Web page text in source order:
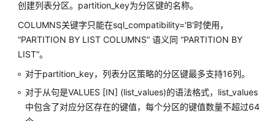
CREATE
SCHEMA
CREATE
CREATE
创建列表分区。partition_key为分区键的名称。
COLUMNS关键字只能在sql_compatibility='B'时使用，
“PARTITION BY LIST COLUMNS” 语义同 “PARTITION BY
LIST”。
对于partition_key，列表分区策略的分区键最多支持16列。
对于从句是VALUES [IN] (list_values)的语法格式，list_values
中包含了对应分区存在的键值，每个分区的键值数量不超过64